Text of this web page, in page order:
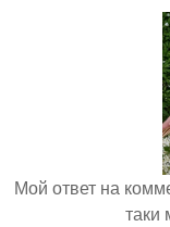
Мой ответ на
таки